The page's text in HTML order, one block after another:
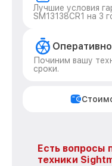
Лучшие условия
SM13138CR1 на 3
Починим вашу
сроки.
Есть вопросы
техники